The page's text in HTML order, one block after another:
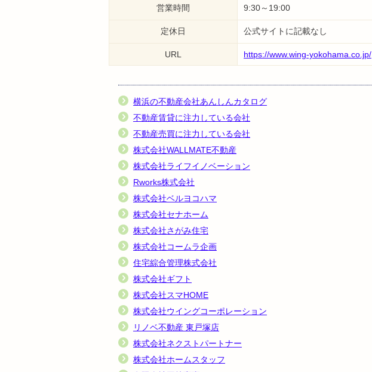
営業時間 9:30～19:00
定休日 公式サイトに記載なし
URL https://www.wing-yokohama.co.jp/
横浜の不動産会社あんしんカタログ
不動産賃貸に注力している会社
不動産売買に注力している会社
株式会社WALLMATE不動産
株式会社ライフイノベーション
Rworks株式会社
株式会社ベルヨコハマ
株式会社セナホーム
株式会社さがみ住宅
株式会社コームラ企画
住宅綜合管理株式会社
株式会社ギフト
株式会社スマHOME
株式会社ウイングコーポレーション
リノベ不動産 東戸塚店
株式会社ネクストパートナー
株式会社ホームスタッフ